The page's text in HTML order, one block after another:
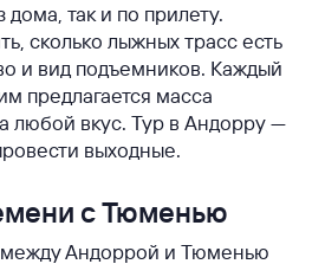
так и по прилету.
сколько лыжных трасс есть
и вид подъемников. Каждый
предлагается масса
любой вкус. Тур в Андорру —
выходные.
с Тюменью
Андоррой и Тюменью